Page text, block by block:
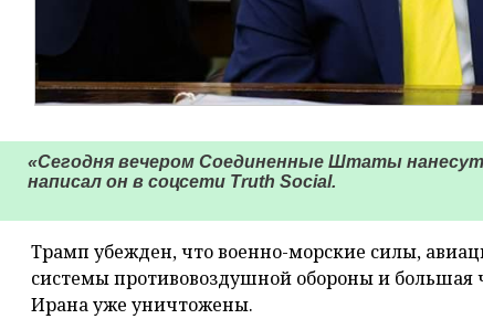
«Сегодня вечером Соединенные Штаты
написал он в соцсети Truth Social.
Трамп убежден, что военно-морские силы,
системы противовоздушной обороны и большая
Ирана уже уничтожены.